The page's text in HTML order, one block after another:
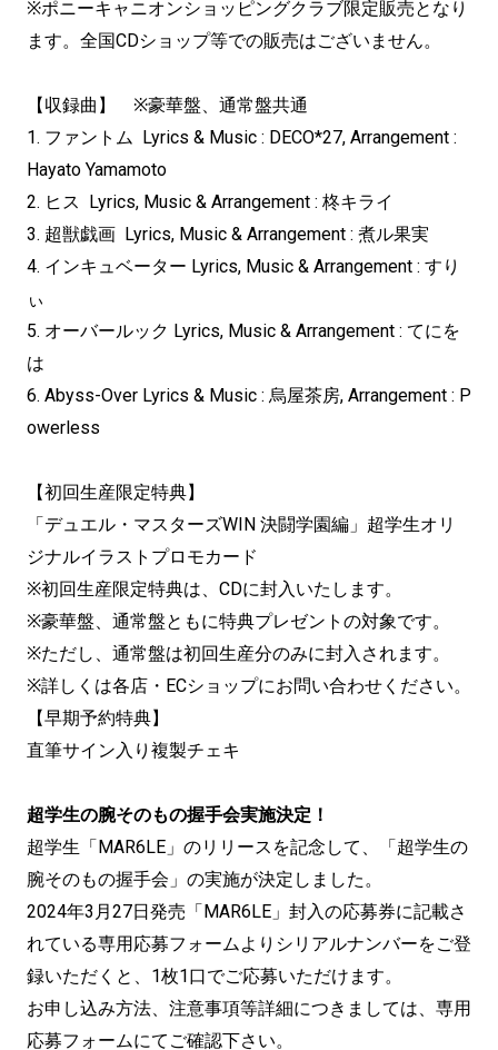
※ポニーキャニオンショッピングクラブ限定販売となり
ます。全国CDショップ等での販売はございません。
【収録曲】 ※豪華盤、通常盤共通
1. ファントム Lyrics & Music : DECO*27, Arrangement :
Hayato Yamamoto
2. ヒス Lyrics, Music & Arrangement : 柊キライ
3. 超獣戯画 Lyrics, Music & Arrangement : 煮ル果実
4. インキュベーター Lyrics, Music & Arrangement : すり
ぃ
5. オーバールック Lyrics, Music & Arrangement : てにを
は
6. Abyss-Over Lyrics & Music : 烏屋茶房, Arrangement : P
owerless
【初回生産限定特典】
「デュエル・マスターズWIN 決闘学園編」超学生オリ
ジナルイラストプロモカード
※初回生産限定特典は、CDに封入いたします。
※豪華盤、通常盤ともに特典プレゼントの対象です。
※ただし、通常盤は初回生産分のみに封入されます。
※詳しくは各店・ECショップにお問い合わせください。
【早期予約特典】
直筆サイン入り複製チェキ
超学生の腕そのもの握手会実施決定！
超学生「MAR6LE」のリリースを記念して、「超学生の
腕そのもの握手会」の実施が決定しました。
2024年3月27日発売「MAR6LE」封入の応募券に記載さ
れている専用応募フォームよりシリアルナンバーをご登
録いただくと、1枚1口でご応募いただけます。
お申し込み方法、注意事項等詳細につきましては、専用
応募フォームにてご確認下さい。